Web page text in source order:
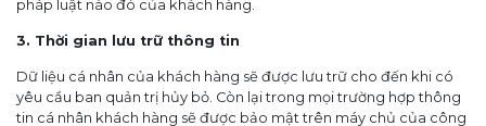
pháp luật nào đó của khách hàng.
3. Thời gian lưu trữ thông tin
Dữ liệu cá nhân của khách hàng sẽ được lưu trữ cho đến khi có
yêu cầu ban quản trị hủy bỏ. Còn lại trong mọi trường hợp thông
tin cá nhân khách hàng sẽ được bảo mật trên máy chủ của công